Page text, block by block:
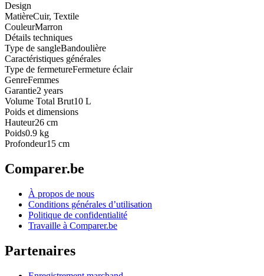
Design
MatièreCuir, Textile
CouleurMarron
Détails techniques
Type de sangleBandoulière
Caractéristiques générales
Type de fermetureFermeture éclair
GenreFemmes
Garantie2 years
Volume Total Brut10 L
Poids et dimensions
Hauteur26 cm
Poids0.9 kg
Profondeur15 cm
Comparer.be
À propos de nous
Conditions générales d’utilisation
Politique de confidentialité
Travaille à Comparer.be
Partenaires